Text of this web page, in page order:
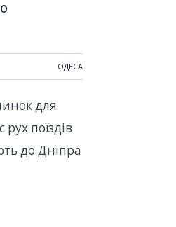
ОДЕСА
для
поїздів
до Дніпра